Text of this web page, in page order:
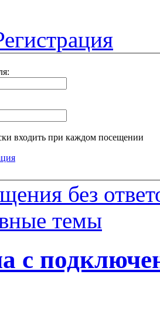
входить при каждом посещении
без
темы
с